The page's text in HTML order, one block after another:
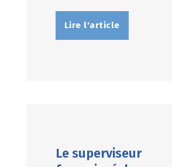
Lire l'article
Le superviseur